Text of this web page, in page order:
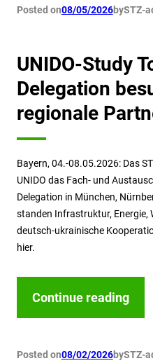
Posted on08/05/2026bySTZ-
UNIDO-Study
Delegation
regionale
Bayern, 04.-08.05.2026: Das
UNIDO das Fach- und
Delegation in München,
standen Infrastruktur,
deutsch-ukrainische
hier.
Continue reading
Posted on08/02/2026bySTZ-